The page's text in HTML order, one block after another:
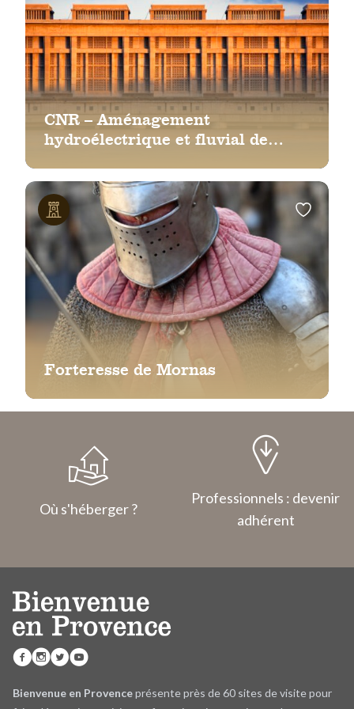
CNR – Aménagement
hydroélectrique et fluvial de
Forteresse de Mornas
Où s'héberger ?
Professionnels : devenir
adhérent
Bienvenue en Provenceprésente près de 60 sites de visite pour